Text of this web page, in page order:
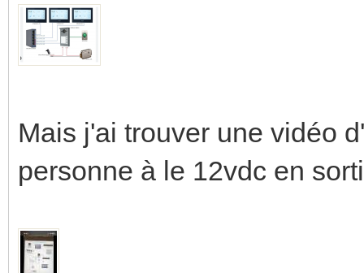
Mais j'ai trouver une vidéo
personne à le 12vdc en